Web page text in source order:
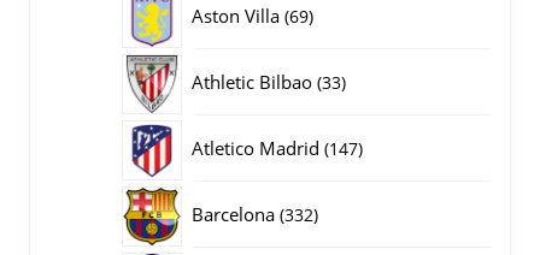
Aston Villa 6969
Athletic Bilbao 3333
Atletico Madrid 147147
Barcelona 332332